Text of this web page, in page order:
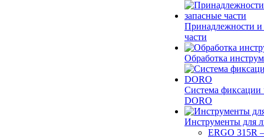
Принадлежности и
части
Обработка
Система фиксации
DORO
Инструменты для
ERGO 315R